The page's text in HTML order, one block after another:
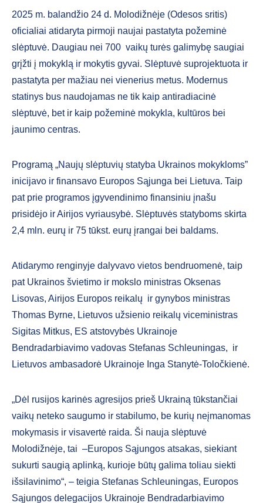
2025 m. balandžio 24 d. Molodižnėje (Odesos sritis)
oficialiai atidaryta pirmoji naujai pastatyta požeminė
slėptuvė. Daugiau nei 700 vaikų turės galimybę saugiai
grįžti į mokyklą ir mokytis gyvai. Slėptuvė suprojektuota ir
pastatyta per mažiau nei vienerius metus. Modernus
statinys bus naudojamas ne tik kaip antiradiacinė
slėptuvė, bet ir kaip požeminė mokykla, kultūros bei
jaunimo centras.
Programą „Naujų slėptuvių statyba Ukrainos mokykloms”
inicijavo ir finansavo Europos Sąjunga bei Lietuva. Taip
pat prie programos įgyvendinimo finansiniu įnašu
prisidėjo ir Airijos vyriausybė. Slėptuvės statyboms skirta
2,4 mln. eurų ir 75 tūkst. eurų įrangai bei baldams.
Atidarymo renginyje dalyvavo vietos bendruomenė, taip
pat Ukrainos švietimo ir mokslo ministras Oksenas
Lisovas, Airijos Europos reikalų ir gynybos ministras
Thomas Byrne, Lietuvos užsienio reikalų viceministras
Sigitas Mitkus, ES atstovybės Ukrainoje
Bendradarbiavimo vadovas Stefanas Schleuningas, ir
Lietuvos ambasadorė Ukrainoje Inga Stanytė-Toločkienė.
„Dėl rusijos karinės agresijos prieš Ukrainą tūkstančiai
vaikų neteko saugumo ir stabilumo, be kurių neįmanomas
mokymasis ir visavertė raida. Ši nauja slėptuvė
Molodižnėje, tai –Europos Sąjungos atsakas, siekiant
sukurti saugią aplinką, kurioje būtų galima toliau siekti
išsilavinimo“, – teigia Stefanas Schleuningas, Europos
Sąjungos delegacijos Ukrainoje Bendradarbiavimo